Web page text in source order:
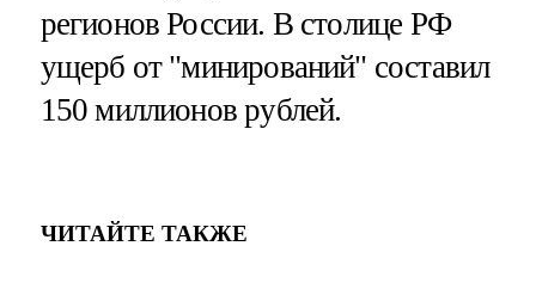
регионов России. В столице РФ
ущерб от "минирований" составил
150 миллионов рублей.
ЧИТАЙТЕ ТАКЖЕ